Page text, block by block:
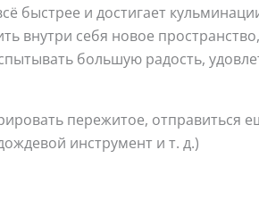
быстрее и достигает
внутри себя новое
большую радость,
пережитое, отправиться
инструмент и т. д.)